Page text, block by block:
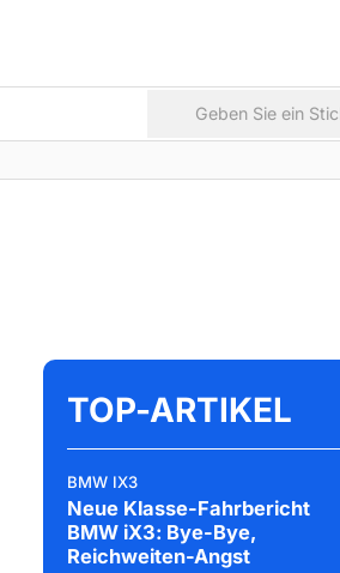
TOP-ARTIKEL
BMW IX3
Neue Klasse-Fahrbericht
BMW iX3: Bye-Bye,
Reichweiten-Angst